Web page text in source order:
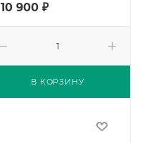
В КОРЗИНУ
10 900₽